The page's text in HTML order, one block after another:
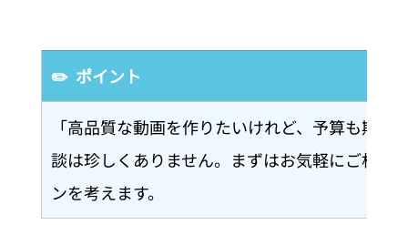
✏️  ポイント
「高品質な動画を作りたいけれど、予算も期間
談は珍しくありません。まずはお気軽にご相談
ンを考えます。